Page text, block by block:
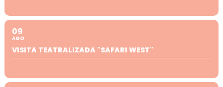
09
AGO
VISITA TEATRALIZADA "SAFARI WEST"